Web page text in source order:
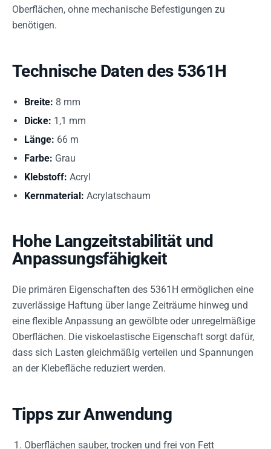
Oberflächen, ohne mechanische Befestigungen zu
benötigen.
Technische Daten des 5361H
Breite: 8 mm
Dicke: 1,1 mm
Länge: 66 m
Farbe: Grau
Klebstoff: Acryl
Kernmaterial: Acrylatschaum
Hohe Langzeitstabilität und
Anpassungsfähigkeit
Die primären Eigenschaften des 5361H ermöglichen eine
zuverlässige Haftung über lange Zeiträume hinweg und
eine flexible Anpassung an gewölbte oder unregelmäßige
Oberflächen. Die viskoelastische Eigenschaft sorgt dafür,
dass sich Lasten gleichmäßig verteilen und Spannungen
an der Klebefläche reduziert werden.
Tipps zur Anwendung
Oberflächen sauber, trocken und frei von Fett